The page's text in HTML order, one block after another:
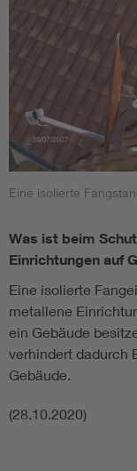
Eine isolierte
Was ist beim
Einrichtungen auf
Eine isolierte
metallene
ein Gebäude
verhindert dadurch
Gebäude.
(28.10.2020)